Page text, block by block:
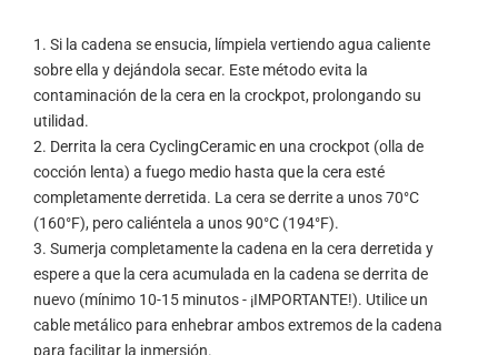
1. Si la cadena se ensucia, límpiela vertiendo agua caliente
sobre ella y dejándola secar. Este método evita la
contaminación de la cera en la crockpot, prolongando su
utilidad.
2. Derrita la cera CyclingCeramic en una crockpot (olla de
cocción lenta) a fuego medio hasta que la cera esté
completamente derretida. La cera se derrite a unos 70°C
(160°F), pero caliéntela a unos 90°C (194°F).
3. Sumerja completamente la cadena en la cera derretida y
espere a que la cera acumulada en la cadena se derrita de
nuevo (mínimo 10-15 minutos - ¡IMPORTANTE!). Utilice un
cable metálico para enhebrar ambos extremos de la cadena
para facilitar la inmersión.